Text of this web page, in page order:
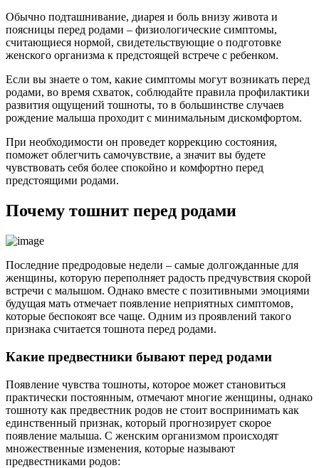
Обычно подташнивание, диарея и боль внизу живота и
поясницы перед родами – физиологические симптомы,
считающиеся нормой, свидетельствующие о подготовке
женского организма к предстоящей встрече с ребенком.
Если вы знаете о том, какие симптомы могут возникать перед
родами, во время схваток, соблюдайте правила профилактики
развития ощущений тошноты, то в большинстве случаев
рождение малыша проходит с минимальным дискомфортом.
При необходимости он проведет коррекцию состояния,
поможет облегчить самочувствие, а значит вы будете
чувствовать себя более спокойно и комфортно перед
предстоящими родами.
Почему тошнит перед родами
Последние предродовые недели – самые долгожданные для
женщины, которую переполняет радость предчувствия скорой
встречи с малышом. Однако вместе с позитивными эмоциями
будущая мать отмечает появление неприятных симптомов,
которые беспокоят все чаще. Одним из проявлений такого
признака считается тошнота перед родами.
Какие предвестники бывают перед родами
Появление чувства тошноты, которое может становиться
практически постоянным, отмечают многие женщины, однако
тошноту как предвестник родов не стоит воспринимать как
единственный признак, который прогнозирует скорое
появление малыша. С женским организмом происходят
множественные изменения, которые называют
предвестниками родов: